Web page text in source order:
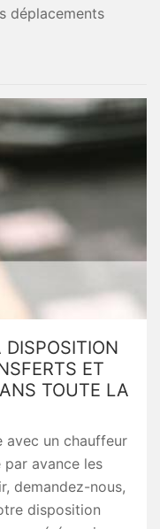
déplacements
ET
TOUTE LA
avec un chauffeur
avance les
demandez-nous,
disposition